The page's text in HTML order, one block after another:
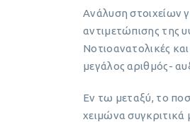
Ανάλυση στοιχείων
αντιμετώπισης της
Νοτιοανατολικές
μεγάλος αριθμός-
Εν τω μεταξύ, το
χειμώνα συγκριτικά